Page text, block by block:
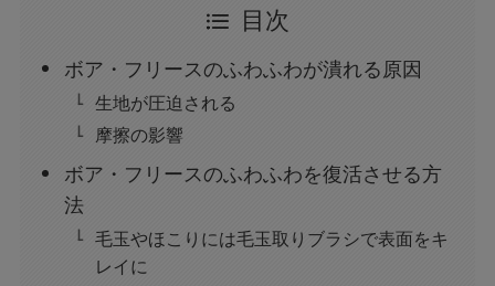
目次
ボア・フリースのふわふわが潰れる原因
生地が圧迫される
摩擦の影響
ボア・フリースのふわふわを復活させる方
法
毛玉やほこりには毛玉取りブラシで表面をキ
レイに